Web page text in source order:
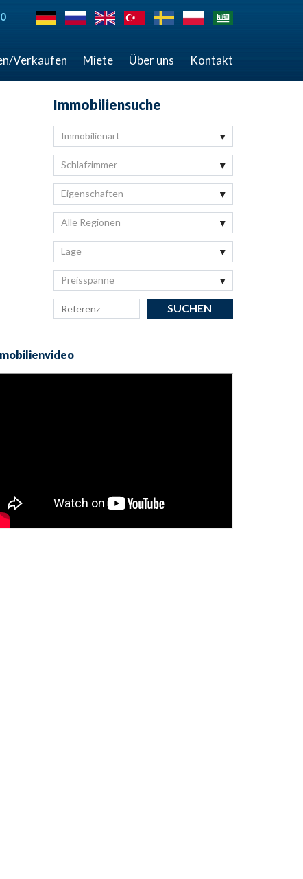
Verkaufen Miete Über uns Kontakt
Immobiliensuche
Immobilienart
Schlafzimmer
Eigenschaften
Alle Regionen
Lage
Preisspanne